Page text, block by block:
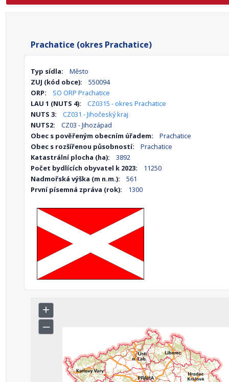
Prachatice (okres Prachatice)
Typ sídla:
Město
ZUJ (kód obce):
550094
ORP:
SO ORP Prachatice
LAU 1 (NUTS 4):
CZ0315 - okres Prachatice
NUTS 3:
CZ031 - Jihočeský kraj
NUTS2:
CZ03 - Jihozápad
Obec s pověřeným obecním úřadem:
Prachatice
Obec s rozšířenou působností:
Prachatice
Katastrální plocha (ha):
3892
Počet bydlících obyvatel k 2023:
11250
Nadmořská výška (m n.m.):
561
První písemná zpráva (rok):
1300